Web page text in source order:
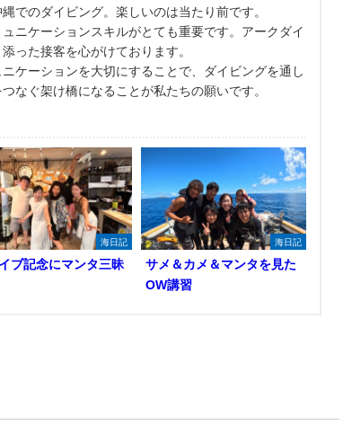
でのダイビング。楽しいのは当たり前です。
ニケーションスキルがとても重要です。アークダイ
った接客を心がけております。
ケーションを大切にすることで、ダイビングを通し
なぐ架け橋になることが私たちの願いです。
海日記
ブ記念にマンタ三昧
海日記
サメ＆カメ＆マンタを見た
OW講習